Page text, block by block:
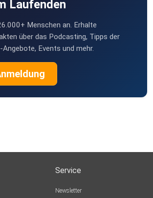
Laufenden
Menschen an. Erhalte
über das Podcasting, Tipps der
Events und mehr.
Service
Newsletter